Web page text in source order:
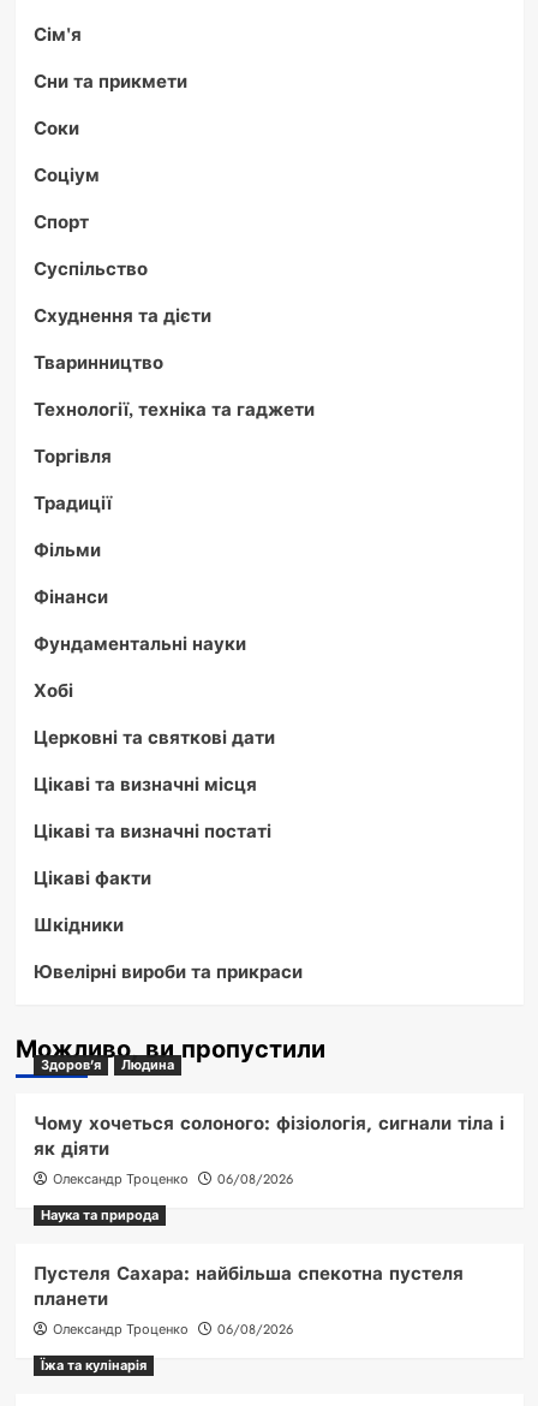
Сім'я
Сни та прикмети
Соки
Соціум
Спорт
Суспільство
Схуднення та дієти
Тваринництво
Технології, техніка та гаджети
Торгівля
Традиції
Фільми
Фінанси
Фундаментальні науки
Хобі
Церковні та святкові дати
Цікаві та визначні місця
Цікаві та визначні постаті
Цікаві факти
Шкідники
Ювелірні вироби та прикраси
Можливо, ви пропустили
Здоров'я Людина
Чому хочеться солоного: фізіологія, сигнали тіла і
як діяти
Олександр Троценко
06/08/2026
Наука та природа
Пустеля Сахара: найбільша спекотна пустеля
планети
Олександр Троценко
06/08/2026
Їжа та кулінарія